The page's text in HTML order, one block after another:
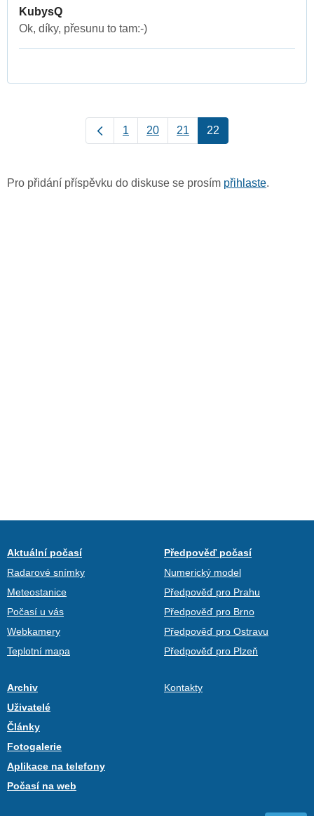
KubysQ
Ok, díky, přesunu to tam:-)
1 20 21 22
Pro přidání příspěvku do diskuse se prosím přihlaste.
Aktuální počasí
Radarové snímky
Meteostanice
Počasí u vás
Webkamery
Teplotní mapa
Předpověď počasí
Numerický model
Předpověď pro Prahu
Předpověď pro Brno
Předpověď pro Ostravu
Předpověď pro Plzeň
Archiv
Uživatelé
Články
Fotogalerie
Aplikace na telefony
Počasí na web
Kontakty